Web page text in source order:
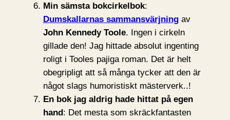
Min sämsta bokcirkelbok:
Dumskallarnas sammansvärjningav
John Kennedy Toole. Ingen i cirkeln
gillade den! Jag hittade absolut ingenting
roligt i Tooles pajiga roman. Det är helt
obegripligt att så många tycker att den är
något slags humoristiskt mästerverk..!
En bok jag aldrig hade hittat på egen
hand: Det mesta som skräckfantasten